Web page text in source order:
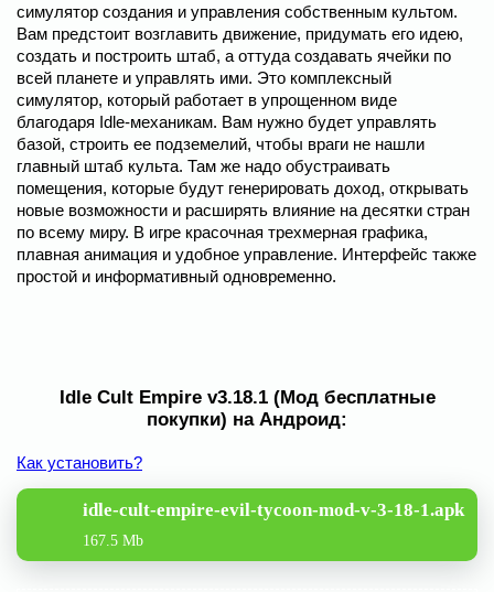
симулятор создания и управления собственным культом.
Вам предстоит возглавить движение, придумать его идею,
создать и построить штаб, а оттуда создавать ячейки по
всей планете и управлять ими. Это комплексный
симулятор, который работает в упрощенном виде
благодаря Idle-механикам. Вам нужно будет управлять
базой, строить ее подземелий, чтобы враги не нашли
главный штаб культа. Там же надо обустраивать
помещения, которые будут генерировать доход, открывать
новые возможности и расширять влияние на десятки стран
по всему миру. В игре красочная трехмерная графика,
плавная анимация и удобное управление. Интерфейс также
простой и информативный одновременно.
Idle Cult Empire v3.18.1 (Мод бесплатные
покупки) на Андроид:
Как установить?
idle-cult-empire-evil-tycoon-mod-v-3-18-1.apk
167.5 Mb